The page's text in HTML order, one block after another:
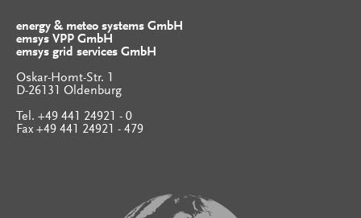
energy & meteo systems GmbH
emsys VPP GmbH
emsys grid services GmbH
Oskar-Homt-Str. 1
D-26131 Oldenburg
Tel. +49 441 24921 - 0
Fax +49 441 24921 - 479